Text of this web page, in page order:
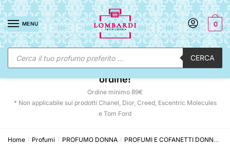
Skip
to
navigation
Skip
to
content
MENU
Ricerca
prodotti CERCA
0
☀️ SUNNY DAYS:-12% automatico sul tuo
ordine!
Ordine minimo 89€
* Non applicabile sui prodotti Chanel, Dior, Creed, Escentric Molecules
e Tom Ford
Home / Profumi / PROFUMO DONNA / PROFUMI E COFANETTI DONNA